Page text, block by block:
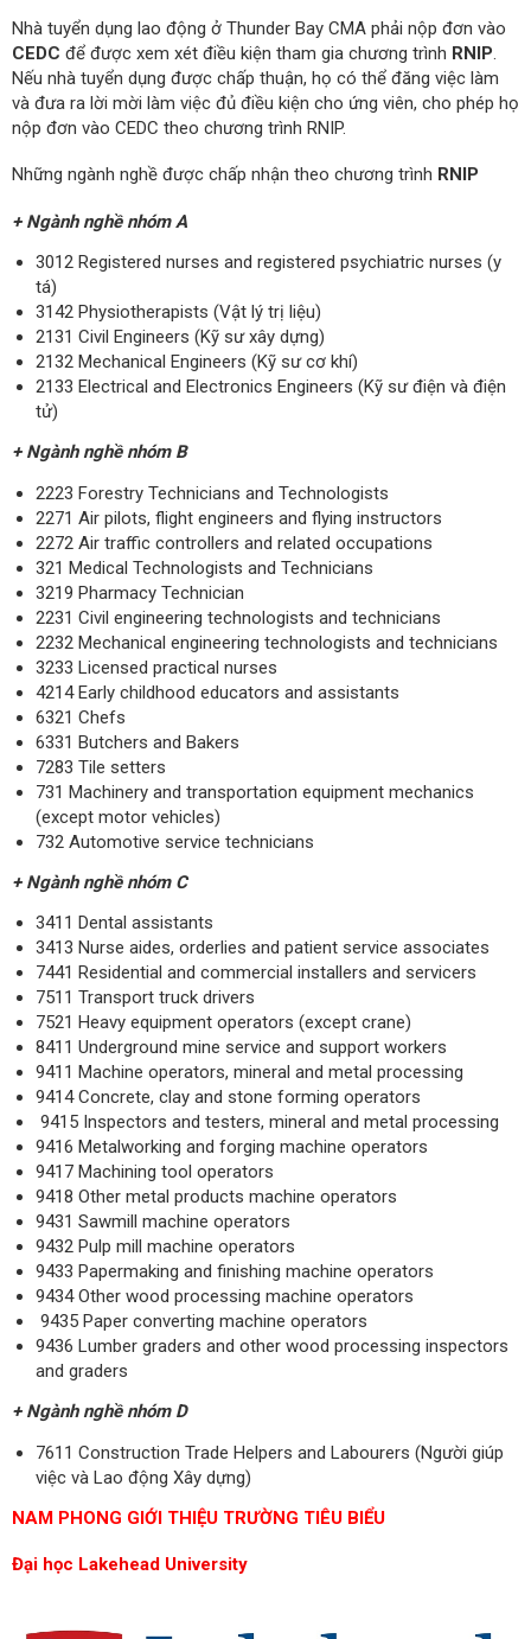
Nhà tuyển dụng lao động ở Thunder Bay CMA phải nộp đơn vào
CEDC để được xem xét điều kiện tham gia chương trình RNIP.
Nếu nhà tuyển dụng được chấp thuận, họ có thể đăng việc làm
và đưa ra lời mời làm việc đủ điều kiện cho ứng viên, cho phép họ
nộp đơn vào CEDC theo chương trình RNIP.
Những ngành nghề được chấp nhận theo chương trình RNIP
+ Ngành nghề nhóm A
3012 Registered nurses and registered psychiatric nurses (y
tá)
3142 Physiotherapists (Vật lý trị liệu)
2131 Civil Engineers (Kỹ sư xây dựng)
2132 Mechanical Engineers (Kỹ sư cơ khí)
2133 Electrical and Electronics Engineers (Kỹ sư điện và điện
tử)
+ Ngành nghề nhóm B
2223 Forestry Technicians and Technologists
2271 Air pilots, flight engineers and flying instructors
2272 Air traffic controllers and related occupations
321 Medical Technologists and Technicians
3219 Pharmacy Technician
2231 Civil engineering technologists and technicians
2232 Mechanical engineering technologists and technicians
3233 Licensed practical nurses
4214 Early childhood educators and assistants
6321 Chefs
6331 Butchers and Bakers
7283 Tile setters
731 Machinery and transportation equipment mechanics
(except motor vehicles)
732 Automotive service technicians
+ Ngành nghề nhóm C
3411 Dental assistants
3413 Nurse aides, orderlies and patient service associates
7441 Residential and commercial installers and servicers
7511 Transport truck drivers
7521 Heavy equipment operators (except crane)
8411 Underground mine service and support workers
9411 Machine operators, mineral and metal processing
9414 Concrete, clay and stone forming operators
9415 Inspectors and testers, mineral and metal processing
9416 Metalworking and forging machine operators
9417 Machining tool operators
9418 Other metal products machine operators
9431 Sawmill machine operators
9432 Pulp mill machine operators
9433 Papermaking and finishing machine operators
9434 Other wood processing machine operators
9435 Paper converting machine operators
9436 Lumber graders and other wood processing inspectors
and graders
+ Ngành nghề nhóm D
7611 Construction Trade Helpers and Labourers (Người giúp
việc và Lao động Xây dựng)
NAM PHONG GIỚI THIỆU TRƯỜNG TIÊU BIỂU
Đại học Lakehead University